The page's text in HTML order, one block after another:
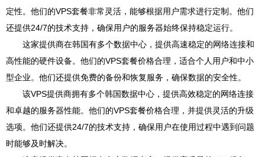
定性。他们的VPS套餐非常灵活，能够根据用户需求进行定制。他们
还提供24/7的技术支持，确保用户的服务器始终保持稳定运行。
这家提供商在韩国有多个数据中心，提供高速稳定的网络连接和
高性能的硬件设备。他们的VPS套餐价格合理，适合个人用户和中小
型企业。他们还提供免费的备份和恢复服务，确保数据的安全性。
该VPS提供商拥有多个韩国数据中心，提供高效稳定的网络连接
和卓越的服务器性能。他们的VPS套餐价格合理，并提供灵活的升级
选项。他们还提供24/7的技术支持，确保用户在使用过程中遇到问题
时能够及时解决。